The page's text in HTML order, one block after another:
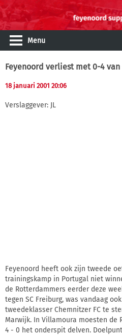
Menu
Feyenoord verliest met 0-4
18 januari 2001 20:06
Verslaggever: JL
Feyenoord heeft ook zijn tweede
trainingskamp in Portugal niet
de Rotterdammers eerder deze
tegen SC Freiburg, was vandaag
tweedeklasser Chemnitzer FC te
Marwijk. In Villamoura moesten
4 - 0 het onderspit delven.